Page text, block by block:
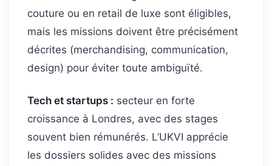
couture ou en retail de luxe sont éligibles,
mais les missions doivent être précisément
décrites (merchandising, communication,
design) pour éviter toute ambiguïté.
Tech et startups : secteur en forte
croissance à Londres, avec des stages
souvent bien rémunérés. L’UKVI apprécie
les dossiers solides avec des missions